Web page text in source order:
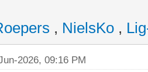
, NielsKo ,
2026, 09:16 PM